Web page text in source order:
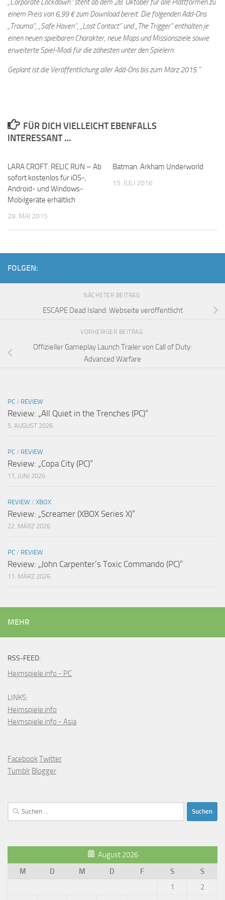
„Corporate Lockdown“ steht ab dem 28. Oktober für alle Plattformen zu
einem Preis von 6,99 € zum Download bereit. Die folgenden Add-Ons
„Trauma“, „Safe Haven“, „Lost Contact“ und „The Trigger“ enthalten je
einen neuen spielbaren Charakter, neue Maps und Missionsziele sowie
erweiterte Spiel-Modi für die zähesten unter den Spielern.
Geplant ist die Veröffentlichung aller Add-Ons bis zum März 2015.“
FÜR DICH VIELLEICHT EBENFALLS
INTERESSANT …
LARA CROFT: RELIC RUN – Ab
sofort kostenlos für iOS-,
Android- und Windows-
Mobilgeräte erhältlich
28. MAI 2015
Batman: Arkham Underworld
15. JULI 2016
FOLGEN:
NÄCHSTER BEITRAG
ESCAPE Dead Island: Webseite veröffentlicht
VORHERIGER BEITRAG
Offizieller Gameplay Launch Trailer von Call of Duty:
Advanced Warfare
PC / REVIEW
Review: „All Quiet in the Trenches (PC)“
5. AUGUST 2026
PC / REVIEW
Review: „Copa City (PC)“
11. JUNI 2026
REVIEW / XBOX
Review: „Screamer (XBOX Series X)“
22. MÄRZ 2026
PC / REVIEW
Review: „John Carpenter’s Toxic Commando (PC)“
11. MÄRZ 2026
MEHR
RSS-FEED:
Heimspiele.info - PC
LINKS:
Heimspiele.info
Heimspiele.info - Asia
FacebookTwitter
Tumblr Blogger
Suchen
nach:
August 2026
M
D M D F S
S
1
2